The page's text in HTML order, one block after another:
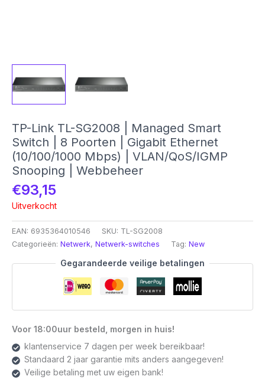
TP-Link TL-SG2008 | Managed Smart
Switch | 8 Poorten | Gigabit Ethernet
(10/100/1000 Mbps) | VLAN/QoS/IGMP
Snooping | Webbeheer
€93,15
Uitverkocht
EAN: 6935364010546 SKU: TL-SG2008
Categorieën: Netwerk, Netwerk-switches Tag: New
Gegarandeerde veilige betalingen
Voor 18:00uur besteld, morgen in huis!
klantenservice 7 dagen per week bereikbaar!
Standaard 2 jaar garantie mits anders aangegeven!
Veilige betaling met uw eigen bank!